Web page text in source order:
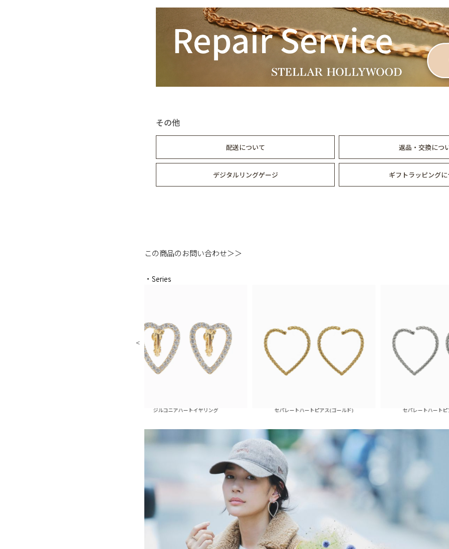
その他
配送について 返品・交換につ
デジタルリングゲージ ギフトラッピング
この商品のお問い合わせ＞＞
・Series
ジルコニアハートイヤリング セパレートハートピアス(ゴールド) セパレートハートピアス(シルバ